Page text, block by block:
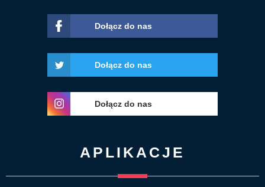
Dołącz do nas
Dołącz do nas
Dołącz do nas
APLIKACJE